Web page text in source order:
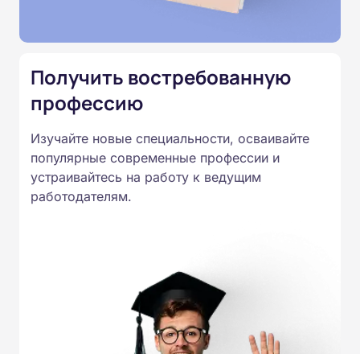
Подготовка ведется по всем
России от 14.07.2023 N 534 в
соответствии с Федеральными
образовательными стандартами
профессионального образования.
Удостоверения и дипломы о
Получить востребованную
профессию
Изучайте новые специальности, осваивайте
популярные современные профессии и
устраивайтесь на работу к ведущим
работодателям.